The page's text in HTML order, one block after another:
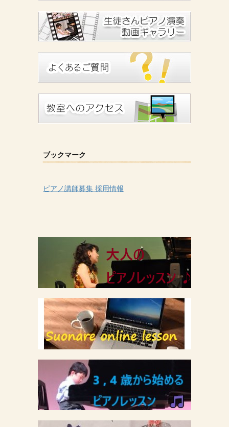
ブックマーク
ピアノ講師募集 採用情報